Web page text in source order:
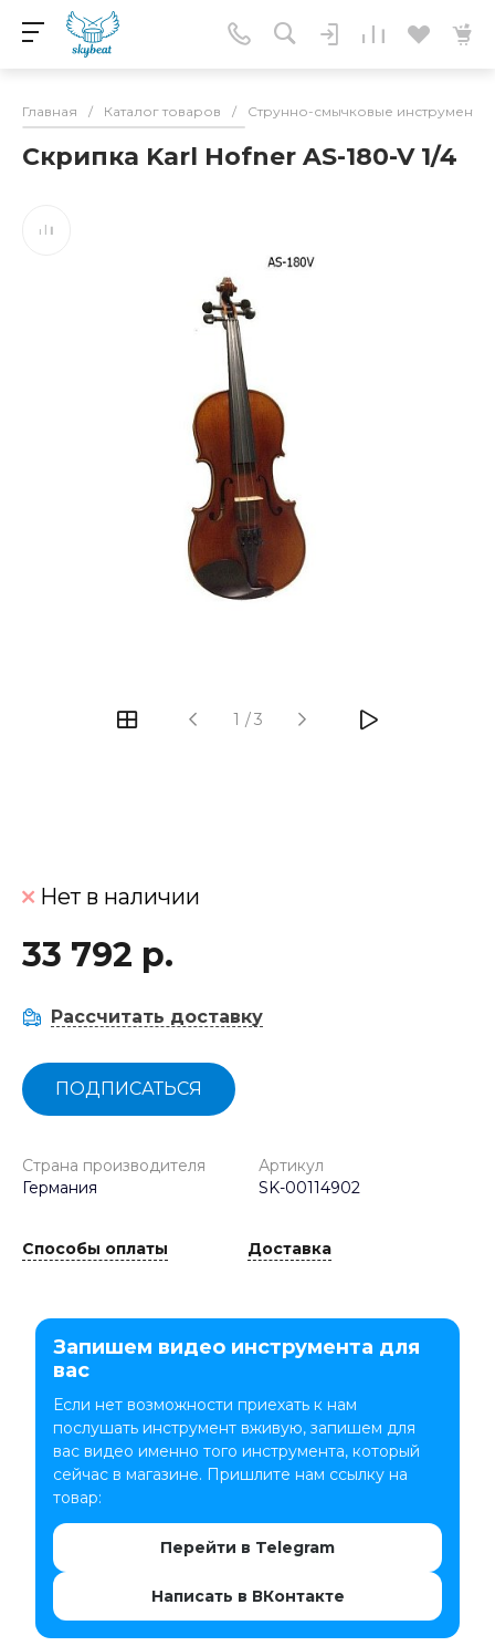
Главная / Каталог товаров / Струнно-смычковые инструменты
Скрипка Karl Hofner AS-180-V 1/4
1 /3
Нет в наличии
33 792 р.
Рассчитать доставку
ПОДПИСАТЬСЯ
Страна производителя
Германия
Артикул
SK-00114902
Способы оплаты Доставка
Запишем видео инструмента для
вас
Если нет возможности приехать к нам
послушать инструмент вживую, запишем для
вас видео именно того инструмента, который
сейчас в магазине. Пришлите нам ссылку на
товар:
Перейти в Telegram
Написать в ВКонтакте